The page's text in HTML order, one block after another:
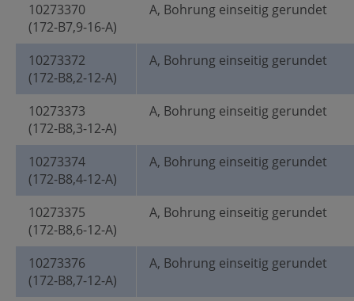
10273370
(172-B7,9-16-A)
A, Bohrung einseitig gerundet
10273372
(172-B8,2-12-A)
A, Bohrung einseitig gerundet
10273373
(172-B8,3-12-A)
A, Bohrung einseitig gerundet
10273374
(172-B8,4-12-A)
A, Bohrung einseitig gerundet
10273375
(172-B8,6-12-A)
A, Bohrung einseitig gerundet
10273376
(172-B8,7-12-A)
A, Bohrung einseitig gerundet